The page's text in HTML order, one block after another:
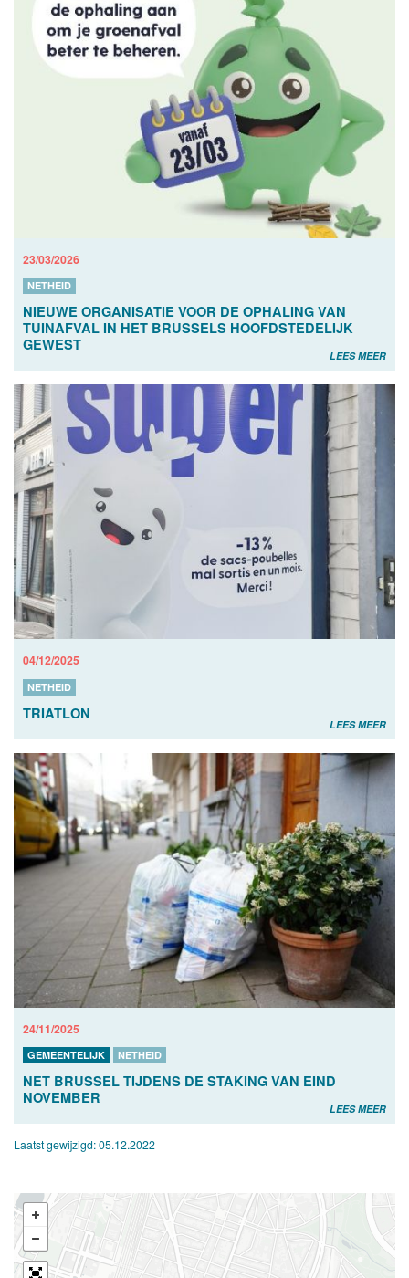
23/03/2026
NETHEID
NIEUWE ORGANISATIE VOOR DE OPHALING VAN
TUINAFVAL IN HET BRUSSELS HOOFDSTEDELIJK
GEWEST
LEES MEER
04/12/2025
NETHEID
TRIATLON
LEES MEER
24/11/2025
GEMEENTELIJK NETHEID
NET BRUSSEL TIJDENS DE STAKING VAN EIND
NOVEMBER
LEES MEER
Laatst gewijzigd:05.12.2022